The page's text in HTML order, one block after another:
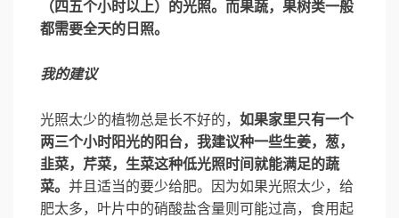
（四五个小时以上）的光照。而果蔬，果树类一般
都需要全天的日照。
我的建议
光照太少的植物总是长不好的， 如果家里只有一个
两三个小时阳光的阳台，我建议种一些生姜，葱，
韭菜，芹菜，生菜这种低光照时间就能满足的蔬
菜。 并且适当的要少给肥。因为如果光照太少，给
肥太多，叶片中的硝酸盐含量则可能过高，食用起